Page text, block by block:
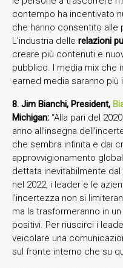
contempo ha incentivato
che hanno consentito
L’industria delle relazioni
creare più contenuti e
pubblico. I media mix che
earned media saranno più
8. Jim Bianchi, President,
Michigan: “Alla pari del
anno all’insegna
che sembra infinita e dai
approvvigionamento
dettata inevitabilmente
nel 2022, i leader e le
l’incertezza non si
ma la trasformeranno in
positivi. Per riuscirci i
veicolare una
sul fronte interno che su